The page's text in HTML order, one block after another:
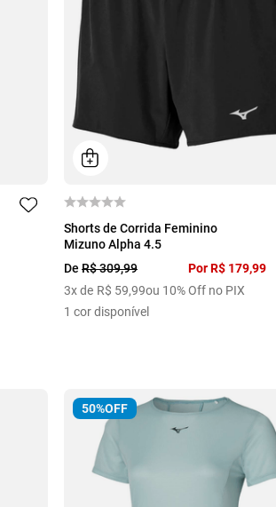
Shorts de Corrida Feminino
Mizuno Alpha 4.5
De R$309,99 PorR$ 179,99
3x de R$ 59,99ou 10% Off no PIX
1 cor disponível
50%OFF